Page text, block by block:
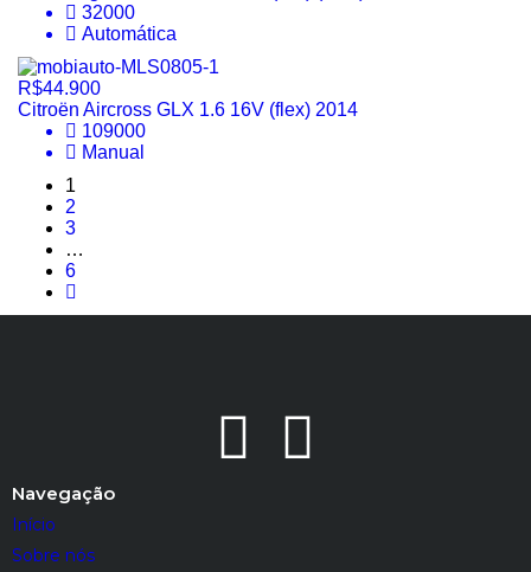
32000
Automática
R$44.900
Citroën Aircross GLX 1.6 16V (flex) 2014
109000
Manual
1
2
3
…
6
Navegação
Início
Sobre nós